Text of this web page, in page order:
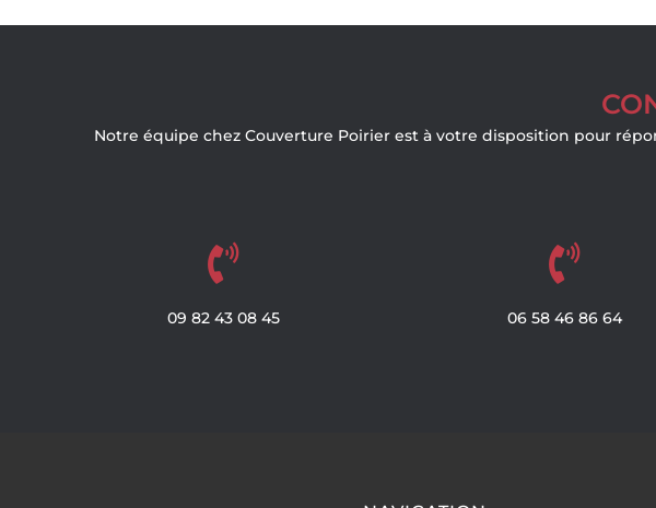
Notre équipe chez Couverture Poirier est à votre disposition pour

0982430845

06 58 46 86 64